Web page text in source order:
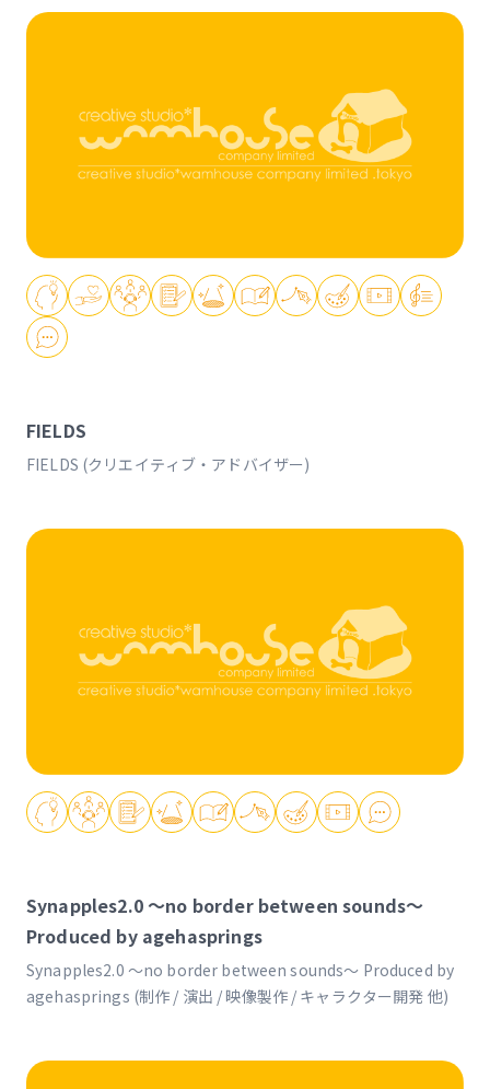
FIELDS
FIELDS (クリエイティブ・アドバイザー)
Synapples2.0 ～no border between sounds～
Produced by agehasprings
Synapples2.0 ～no border between sounds～ Produced by
agehasprings (制作 / 演出 / 映像製作 / キャラクター開発 他)